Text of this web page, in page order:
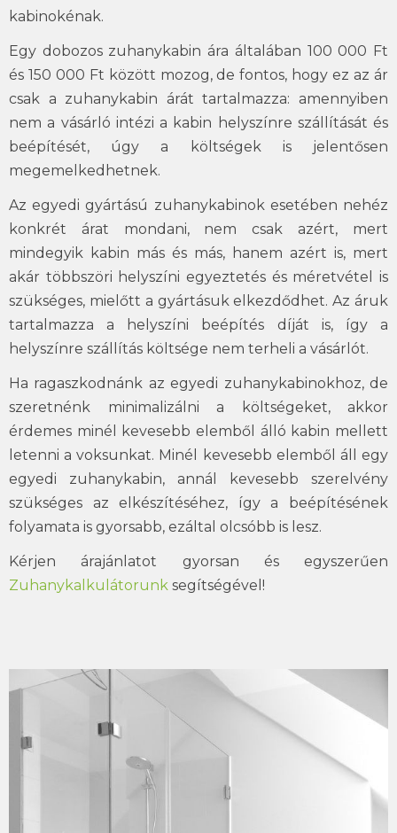
kabinokénak.
Egy dobozos zuhanykabin ára általában 100 000 Ft
és 150 000 Ft között mozog, de fontos, hogy ez az ár
csak a zuhanykabin árát tartalmazza: amennyiben
nem a vásárló intézi a kabin helyszínre szállítását és
beépítését, úgy a költségek is jelentősen
megemelkedhetnek.
Az egyedi gyártású zuhanykabinok esetében nehéz
konkrét árat mondani, nem csak azért, mert
mindegyik kabin más és más, hanem azért is, mert
akár többszöri helyszíni egyeztetés és méretvétel is
szükséges, mielőtt a gyártásuk elkezdődhet. Az áruk
tartalmazza a helyszíni beépítés díját is, így a
helyszínre szállítás költsége nem terheli a vásárlót.
Ha ragaszkodnánk az egyedi zuhanykabinokhoz, de
szeretnénk minimalizálni a költségeket, akkor
érdemes minél kevesebb elemből álló kabin mellett
letenni a voksunkat. Minél kevesebb elemből áll egy
egyedi zuhanykabin, annál kevesebb szerelvény
szükséges az elkészítéséhez, így a beépítésének
folyamata is gyorsabb, ezáltal olcsóbb is lesz.
Kérjen árajánlatot gyorsan és egyszerűen
Zuhanykalkulátorunk segítségével!